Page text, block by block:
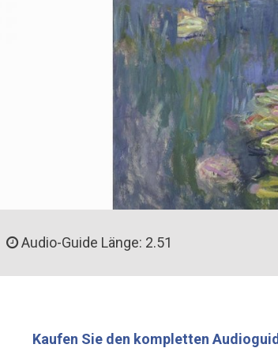
Audio-Guide Länge: 2.51
Kaufen Sie den kompletten